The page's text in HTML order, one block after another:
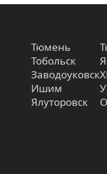
Тюмень
Тобольск
Заводоуковск
Ишим
Ялуторовск